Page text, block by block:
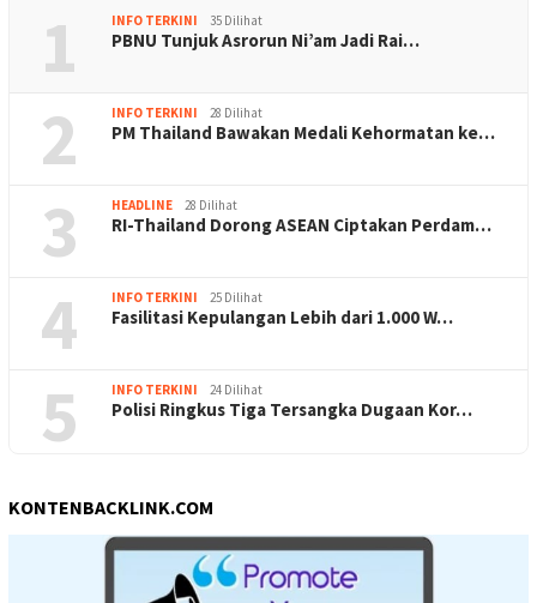
1 INFO TERKINI 35 Dilihat
PBNU Tunjuk Asrorun Ni’am Jadi Rai…
2 INFO TERKINI 28 Dilihat
PM Thailand Bawakan Medali Kehormatan ke…
3 HEADLINE 28 Dilihat
RI-Thailand Dorong ASEAN Ciptakan Perdam…
4 INFO TERKINI 25 Dilihat
Fasilitasi Kepulangan Lebih dari 1.000 W…
5 INFO TERKINI 24 Dilihat
Polisi Ringkus Tiga Tersangka Dugaan Kor…
KONTENBACKLINK.COM